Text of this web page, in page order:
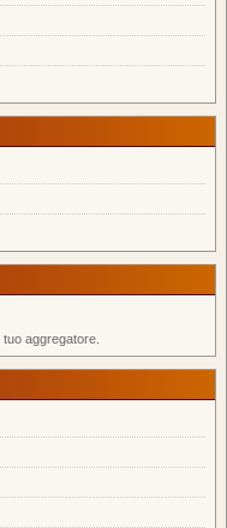
aggregatore.